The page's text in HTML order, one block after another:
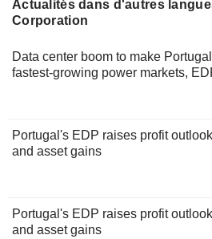
Actualités dans d'autres
Corporation
Data center boom to make
fastest-growing power markets,
Portugal's EDP raises profit
and asset gains
Portugal's EDP raises profit
and asset gains